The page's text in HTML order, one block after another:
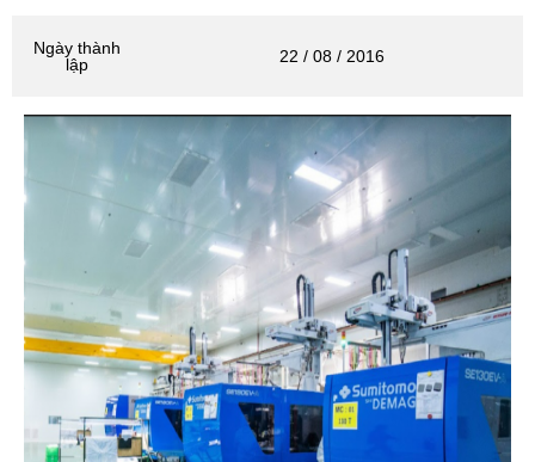
Ngày thành
lập
22 / 08 / 2016